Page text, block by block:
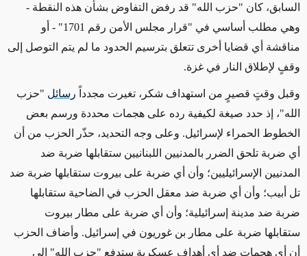
السابق، كان "حزب الله" قد رفض التفاوض بشأن هذه النقطة -
وهي مطلب أساسي في "قرار مجلس الأمن رقم 1701" - أو
مناقشة أي قضايا أخرى تتعلق بترسيم الحدود ما لم يتم التوصل إلى
وقفٍ لإطلاق النار في غزة.
وقبل وقتٍ قصيرٍ من استهداف شكر، تغيرت مجدداً رسائل "حزب
الله"، إذ حدد صيغة لكيفية رده على هجمات محددة ورسم بعض
الخطوط الحمراء لإسرائيل. وعلى وجه التحديد، حذّر الحزب من أن
أي ضربة تلحق الضرر بالمدنيين اللبنانيين ستقابلها ضربة ضد
المدنيين الإسرائيليين؛ وأن أي ضربة على بيروت ستقابلها ضربة ضد
تل أبيب؛ وأن أي ضربة ضد معقل الحزب في الضاحية ستقابلها
ضربة ضد مدينة إسرائيلية؛ وأن أي ضربة على مطار بيروت
ستقابلها ضربة على مطار بن غوريون في إسرائيل. وأضاف الحزب
أن أي هجمات ضد أي أهداف عسكرية ستدفع "حزب الله" إلى